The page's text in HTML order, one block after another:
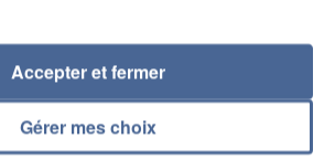
SUPPOSÉS DE LA DZ
EN ALGÉRIE
Gérer mes choix
Accepter et fermer